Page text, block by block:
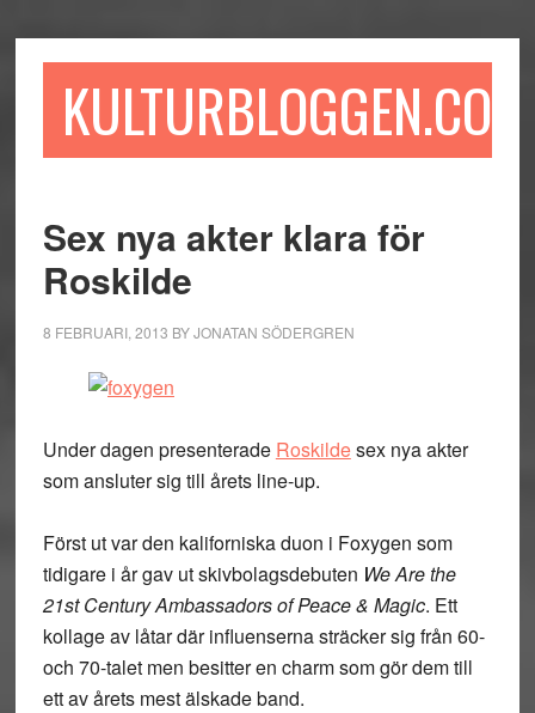
till
till
sidofältet
till
KULTURBLOGGEN.COM
Sex nya akter klara för
Roskilde
8 FEBRUARI, 2013 BYJONATAN SÖDERGREN
Under dagen presenterade Roskildesex nya akter
som ansluter sig till årets line-up.
Först ut var den kaliforniska duon i Foxygen som
tidigare i år gav ut skivbolagsdebuten We Are the
21st Century Ambassadors of Peace & Magic. Ett
kollage av låtar där influenserna sträcker sig från 60-
och 70-talet men besitter en charm som gör dem till
ett av årets mest älskade band.